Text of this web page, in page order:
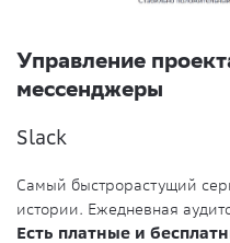
Управление
мессенджеры
Slack
Самый быстрорастущий
истории. Ежедневная
Есть платные и